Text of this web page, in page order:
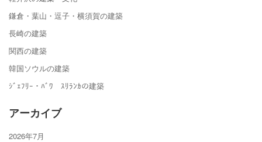
鎌倉・葉山・逗子・横須賀の建築
長崎の建築
関西の建築
韓国ソウルの建築
ｼﾞｪﾌﾘｰ・ﾊﾞﾜ ｽﾘﾗﾝｶの建築
アーカイブ
2026年7月